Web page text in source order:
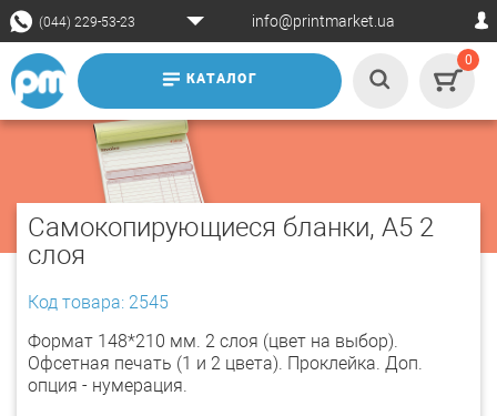
(044) 229-53-23 info@printmarket.ua
КАТАЛОГ
0
Самокопирующиеся бланки, А5 2
слоя
Код товара: 2545
Формат 148*210 мм. 2 слоя (цвет на выбор).
Офсетная печать (1 и 2 цвета). Проклейка. Доп.
опция - нумерация.